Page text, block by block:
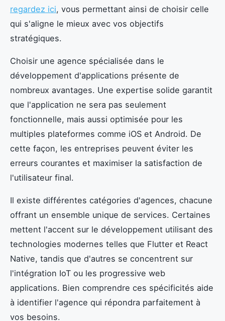
regardez ici, vous permettant ainsi de choisir celle
qui s'aligne le mieux avec vos objectifs
stratégiques.
Choisir une agence spécialisée dans le
développement d'applications présente de
nombreux avantages. Une expertise solide garantit
que l'application ne sera pas seulement
fonctionnelle, mais aussi optimisée pour les
multiples plateformes comme iOS et Android. De
cette façon, les entreprises peuvent éviter les
erreurs courantes et maximiser la satisfaction de
l'utilisateur final.
Il existe différentes catégories d'agences, chacune
offrant un ensemble unique de services. Certaines
mettent l'accent sur le développement utilisant des
technologies modernes telles que Flutter et React
Native, tandis que d'autres se concentrent sur
l'intégration IoT ou les progressive web
applications. Bien comprendre ces spécificités aide
à identifier l'agence qui répondra parfaitement à
vos besoins.